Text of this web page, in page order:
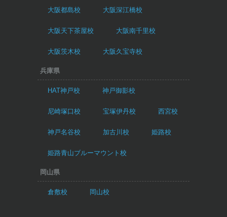
大阪都島校 大阪深江橋校
大阪天下茶屋校 大阪南千里校
大阪茨木校 大阪久宝寺校
兵庫県
HAT神戸校 神戸御影校
尼崎塚口校 宝塚伊丹校 西宮校
神戸名谷校 加古川校 姫路校
姫路青山ブルーマウント校
岡山県
倉敷校 岡山校